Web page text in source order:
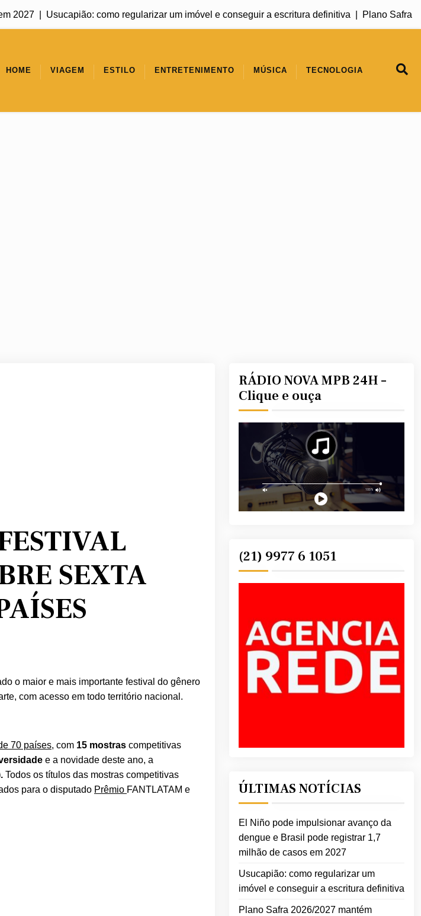
|Usucapião: como regularizar um imóvel e conseguir a escritura definitiva |Plano Safra 2026/
HOME VIAGEM ESTILO ENTRETENIMENTO MÚSICA TECNOLOGIA
SEXTA
o maior e mais importante festival do gênero
com acesso em todo território nacional.
70 países, com 15 mostras competitivas
e a novidade deste ano, a
Todos os títulos das mostras competitivas
para o disputado Prêmio FANTLATAM e
RÁDIO NOVA MPB 24H –
Clique e ouça
(21) 9977 6 1051
ÚLTIMAS NOTÍCIAS
El Niño pode impulsionar avanço da
dengue e Brasil pode registrar 1,7
milhão de casos em 2027
Usucapião: como regularizar um
imóvel e conseguir a escritura definitiva
Plano Safra 2026/2027 mantém